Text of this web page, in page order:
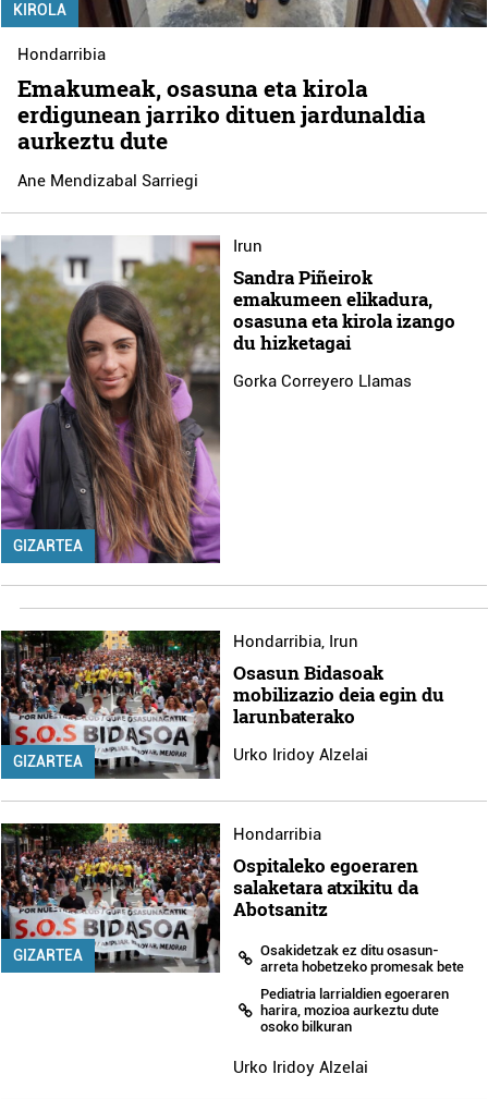
KIROLA
Hondarribia
Emakumeak, osasuna eta kirola
erdigunean jarriko dituen jardunaldia
aurkeztu dute
Ane Mendizabal Sarriegi
GIZARTEA
Irun
Sandra Piñeirok
emakumeen elikadura,
osasuna eta kirola izango
du hizketagai
Gorka Correyero Llamas
GIZARTEA
Hondarribia, Irun
Osasun Bidasoak
mobilizazio deia egin du
larunbaterako
Urko Iridoy Alzelai
GIZARTEA
Hondarribia
Ospitaleko egoeraren
salaketara atxikitu da
Abotsanitz
Osakidetzak ez ditu osasun-
arreta hobetzeko promesak bete
Pediatria larrialdien egoeraren
harira, mozioa aurkeztu dute
osoko bilkuran
Urko Iridoy Alzelai